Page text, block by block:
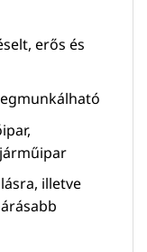
erős és
illetve